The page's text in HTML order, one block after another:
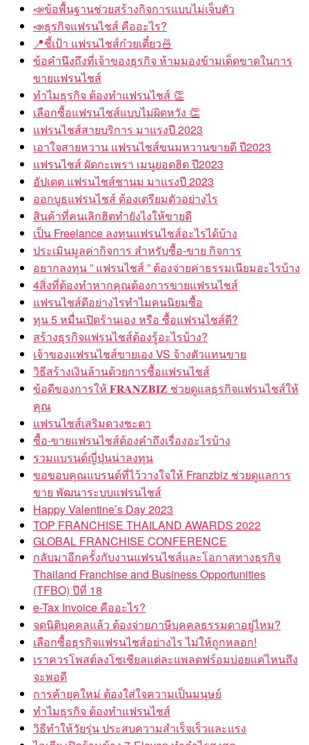
📣ข้อพื้นฐานช่วยสร้างกิจการแบบไม่เจ็บตัว
📣ธุรกิจแฟรนไชส์ คืออะไร?
📍ชี้เป้า แฟรนไชส์ก๋วยเตี๋ยว🍜
ข้อคำนึงถึงที่เจ้าของธุรกิจ ห้ามมองข้ามเด็ดขาดในการ
ขายแฟรนไชส์
ทำไมธุรกิจ ต้องทำแฟรนไชส์ 👏
เลือกซื้อแฟรนไชส์แบบไม่ผิดหวัง 👏
แฟรนไชส์สายบริการ มาแรงปี 2023
เอาใจสายหวาน แฟรนไชส์ขนมหวานขายดี ปี2023
แฟรนไชส์ ผัดกะเพรา เมนูยอดฮิต ปี2023
อัปเดต แฟรนไชส์ชานม มาแรงปี 2023
ออกบูธแฟรนไชส์ ต้องเตรียมตัวอย่างไร
สินค้าที่คนเลิกฮิตทำยังไงให้ขายดี
เป็น Freelance ลงทุนแฟรนไชส์อะไรได้บ้าง
ประเมินมูลค่ากิจการ สำหรับซื้อ-ขาย กิจการ
อยากลงทุน ” แฟรนไชส์ ” ต้องจ่ายค่าธรรมเนียมอะไรบ้าง
4สิ่งที่ต้องทำหากคุณต้องการขายแฟรนไชส์
แฟรนไชส์ดีอย่างไรทำไมคนนิยมซื้อ
ทุน 5 หมื่นเปิดร้านเอง หรือ ซื้อแฟรนไชส์ดี?
สร้างธุรกิจแฟรนไชส์ต้องรู้อะไรบ้าง?
เจ้าของแฟรนไชส์ขายเอง VS จ้างตัวแทนขาย
วิธีสร้างเงินล้านด้วยการซื้อแฟรนไชส์
ข้อดีของการให้ 𝐅𝐑𝐀𝐍𝐙𝐁𝐈𝐙 ช่วยดูแลธุรกิจแฟรนไชส์ให้
คุณ
แฟรนไชส์เสริมดวงชะตา
ซื้อ-ขายแฟรนไชส์ต้องคำถึงเรื่องอะไรบ้าง
รวมแบรนด์ญี่ปุ่นน่าลงทุน
ขอขอบคุณแบรนด์ที่ไว้วางใจให้ Franzbiz ช่วยดูแลการ
ขาย พัฒนาระบบแฟรนไชส์
Happy Valentine’s Day 2023
TOP FRANCHISE THAILAND AWARDS 2022
GLOBAL FRANCHISE CONFERENCE
กลับมาอีกครั้งกับงานแฟรนไชส์และโอกาสทางธุรกิจ
Thailand Franchise and Business Opportunities
(TFBO) ปีที่ 18
e-Tax Invoice คืออะไร?
จดนิติบุคคลแล้ว ต้องจ่ายภาษีบุคคลธรรมดาอยู่ไหม?
เลือกซื้อธุรกิจแฟรนไชส์อย่างไร ไม่ให้ถูกหลอก!
เราควรโพสต์ลงโซเชียลแต่ละแพลตฟร์อมบ่อยแค่ไหนถึง
จะพอดี
การค้ายุคใหม่ ต้องใส่ใจความเป็นมนุษย์
ทำไมธุรกิจ ต้องทำแฟรนไชส์
วิธีทำให้วัยรุ่น ประสบความสำเร็จเร็วและแรง